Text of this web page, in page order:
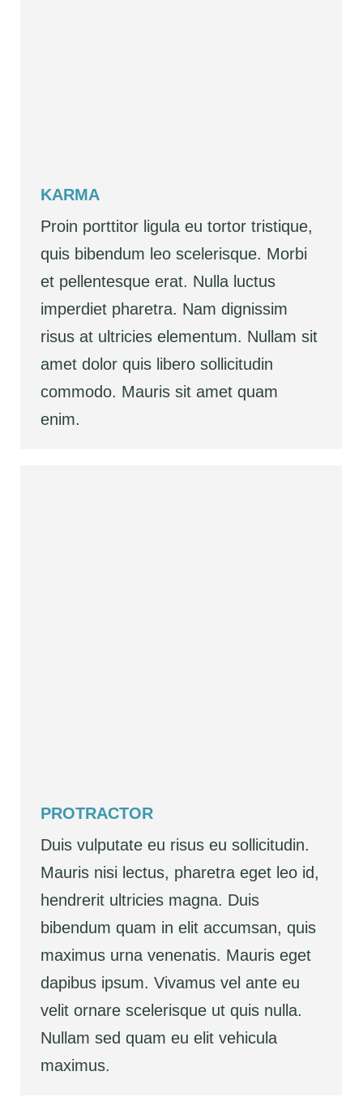
KARMA
Proin porttitor ligula eu tortor tristique,
quis bibendum leo scelerisque. Morbi
et pellentesque erat. Nulla luctus
imperdiet pharetra. Nam dignissim
risus at ultricies elementum. Nullam sit
amet dolor quis libero sollicitudin
commodo. Mauris sit amet quam
enim.
PROTRACTOR
Duis vulputate eu risus eu sollicitudin.
Mauris nisi lectus, pharetra eget leo id,
hendrerit ultricies magna. Duis
bibendum quam in elit accumsan, quis
maximus urna venenatis. Mauris eget
dapibus ipsum. Vivamus vel ante eu
velit ornare scelerisque ut quis nulla.
Nullam sed quam eu elit vehicula
maximus.